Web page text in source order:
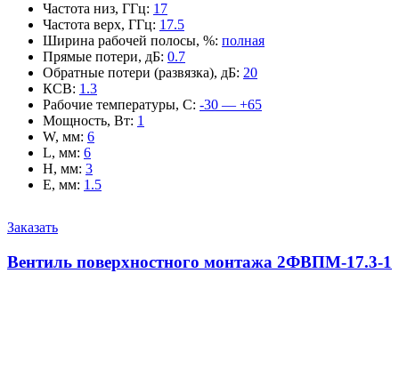
Частота низ, ГГц: 17
Частота верх, ГГц: 17.5
Ширина рабочей полосы, %: полная
Прямые потери, дБ: 0.7
Обратные потери (развязка), дБ: 20
КСВ: 1.3
Рабочие температуры, С: -30 — +65
Мощность, Вт: 1
W, мм: 6
L, мм: 6
H, мм: 3
E, мм: 1.5
Заказать
Вентиль поверхностного монтажа 2ФВПМ-17.3-1